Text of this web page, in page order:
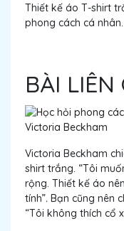
Thiết kế áo T-shirt
phong cách cá
BÀI LIÊN
Victoria Beckham
shirt trắng. “Tôi
rộng. Thiết kế áo
tính”. Bạn cũng nên
“Tôi không thích cổ